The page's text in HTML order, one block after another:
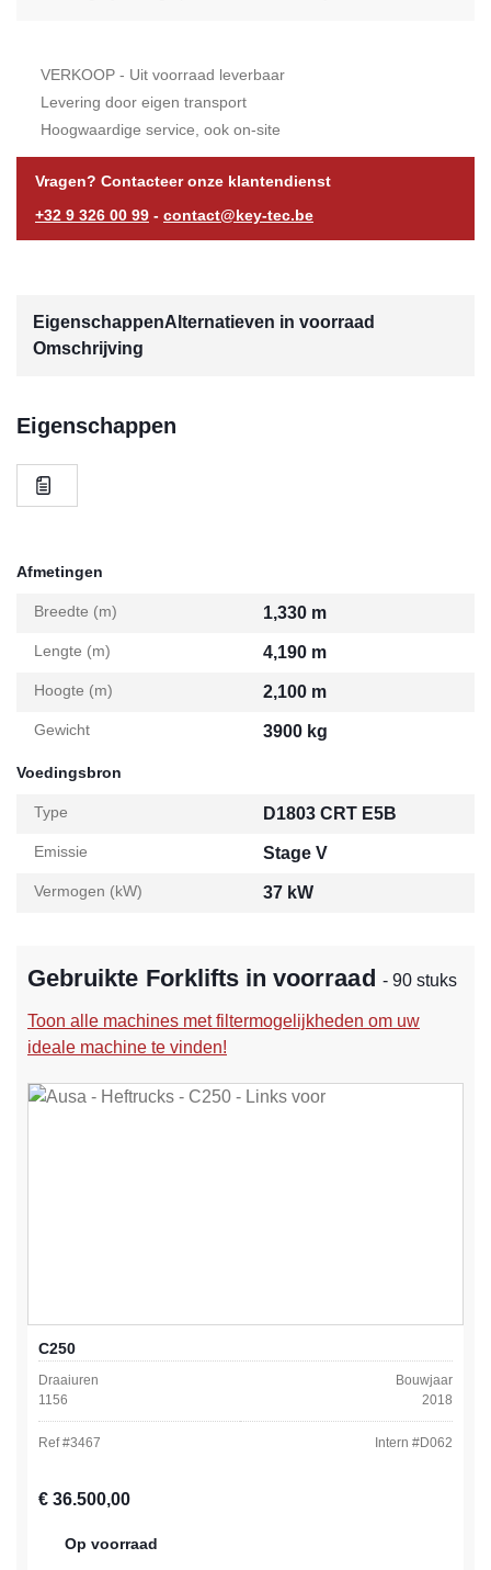
VERKOOP - Uit voorraad leverbaar
Levering door eigen transport
Hoogwaardige service, ook on-site
Vragen? Contacteer onze klantendienst
+32 9 326 00 99 - contact@key-tec.be
EigenschappenAlternatieven in voorraad
Omschrijving
Eigenschappen
Afmetingen
Breedte (m) 1,330 m
Lengte (m) 4,190 m
Hoogte (m) 2,100 m
Gewicht 3900 kg
Voedingsbron
Type D1803 CRT E5B
Emissie Stage V
Vermogen (kW) 37 kW
Gebruikte Forklifts in voorraad - 90 stuks
Toon alle machines met filtermogelijkheden om uw
ideale machine te vinden!
C250
Draaiuren
1156
Bouwjaar
2018
Ref #3467 Intern #D062
Normale prijs:
€ 36.500,00
Op voorraad